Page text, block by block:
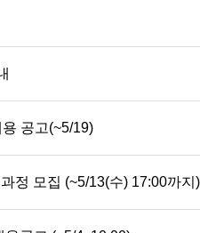
공고(~5/19)
정 모집 (~5/13(수) 17:00까지)